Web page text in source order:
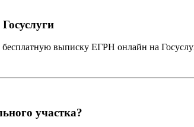
выписку ЕГРН онлайн на
участка?